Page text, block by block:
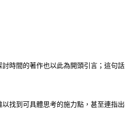
時間的著作也以此為開頭引言；這句
找到可具體思考的施力點，甚至連指